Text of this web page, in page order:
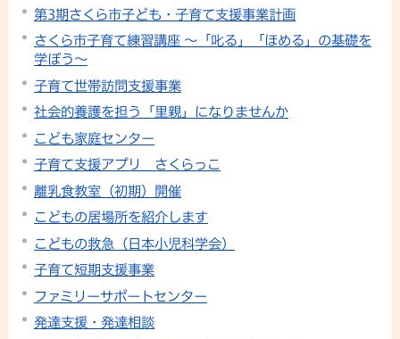
第3期さくら市子ども・子育て支援事業計画
さくら市子育て練習講座 ～「叱る」「ほめる」の基礎を
学ぼう～
子育て世帯訪問支援事業
社会的養護を担う「里親」になりませんか
こども家庭センター
子育て支援アプリ さくらっこ
離乳食教室（初期）開催
こどもの居場所を紹介します
こどもの救急（日本小児科学会）
子育て短期支援事業
ファミリーサポートセンター
発達支援・発達相談